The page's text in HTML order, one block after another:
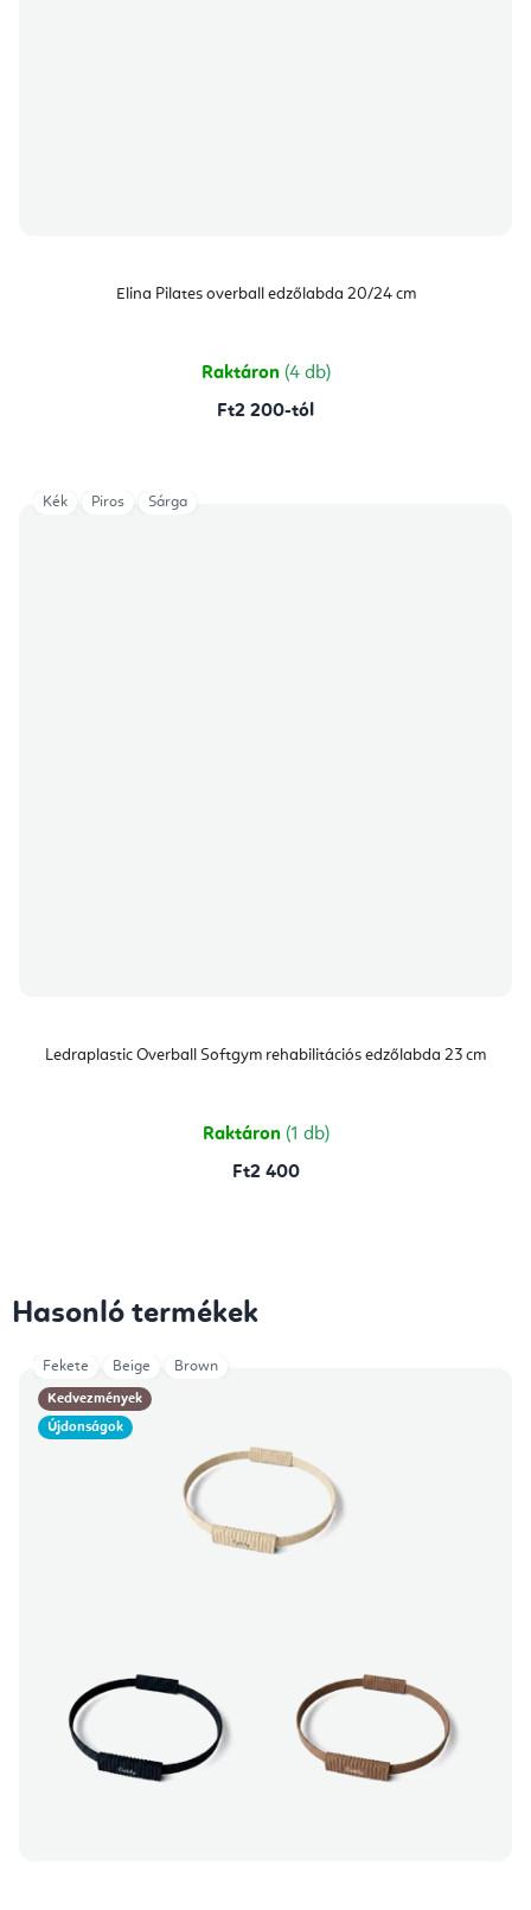
Elina Pilates overball edzőlabda 20/24 cm
Raktáron (4 db)
Ft2 200-tól
Ledraplastic Overball Softgym rehabilitációs edzőlabda 23 cm
Raktáron (1 db)
Ft2 400
Kék Piros Sárga
Hasonló termékek
Kedvezmények
Újdonságok
Fekete Beige Brown